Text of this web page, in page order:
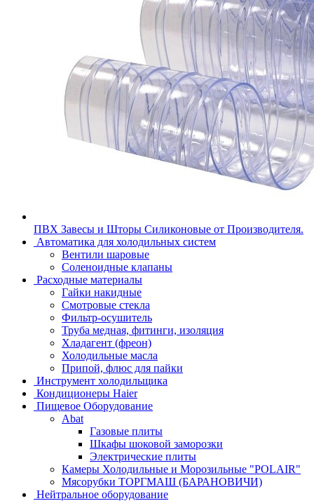
ПВХ Завесы и Шторы Силиконовые от Производителя.
Автоматика для холодильных систем
Вентили шаровые
Соленоидные клапаны
Расходные материалы
Гайки накидные
Смотровые стекла
Фильтр-осушитель
Труба медная, фитинги, изоляция
Хладагент (фреон)
Холодильные масла
Припой, флюс для пайки
Инструмент холодильщика
Кондиционеры Haier
Пищевое Оборудование
Abat
Газовые плиты
Шкафы шоковой заморозки
Электрические плиты
Камеры Холодильные и Морозильные "POLAIR"
Мясорубки ТОРГМАШ (БАРАНОВИЧИ)
Нейтральное оборудование